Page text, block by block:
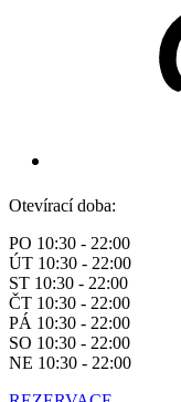
Otevírací doba:
PO 10:30 - 22:00
ÚT 10:30 - 22:00
ST 10:30 - 22:00
ČT 10:30 - 22:00
PÁ 10:30 - 22:00
SO 10:30 - 22:00
NE 10:30 - 22:00